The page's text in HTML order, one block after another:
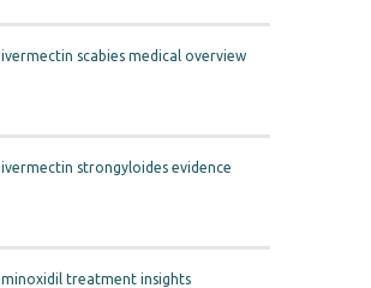
ivermectin scabies medical overview
ivermectin strongyloides evidence
minoxidil treatment insights